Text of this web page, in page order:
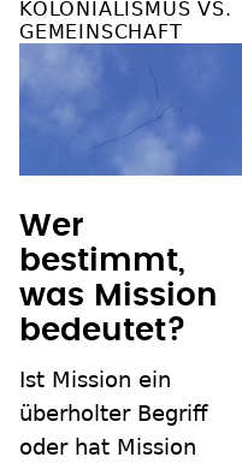
KOLONIALISMUS VS.
GEMEINSCHAFT
Wer
bestimmt,
was Mission
bedeutet?
Ist Mission ein
überholter Begriff
oder hat Mission